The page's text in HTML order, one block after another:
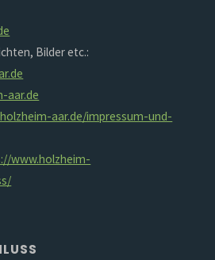
Bilder etc.:
aar.de
aar.de/impressum-und-
www.holzheim-